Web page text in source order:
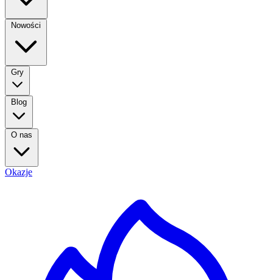
Nowości
Gry
Blog
O nas
Okazje